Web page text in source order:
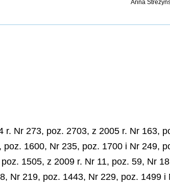
Anna
r. Nr 273, poz. 2703, z 2005 r. Nr 163,
1600, Nr 235, poz. 1700 i Nr 249,
1505, z 2009 r. Nr 11, poz. 59, Nr
Nr 219, poz. 1443, Nr 229, poz. 1499